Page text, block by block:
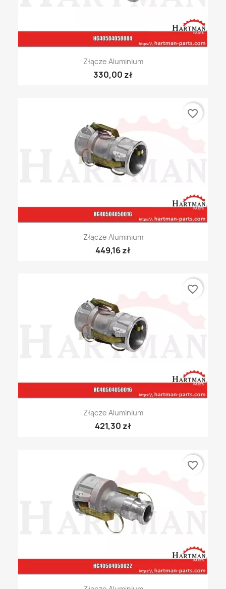
Złącze Aluminium
330,00 zł
Złącze Aluminium
449,16 zł
favorite_border
Złącze Aluminium
421,30 zł
favorite_border
favorite_border